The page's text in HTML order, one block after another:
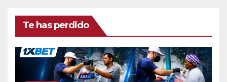
Te has perdido